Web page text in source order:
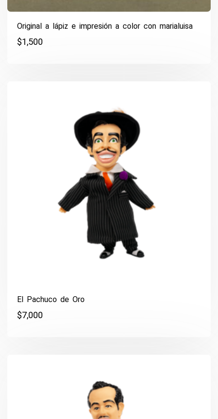
Original a lápiz e impresión a color con marialuisa
$1,500
El Pachuco de Oro
$7,000